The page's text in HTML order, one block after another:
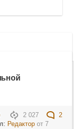
2 027
2
Редакторот 7